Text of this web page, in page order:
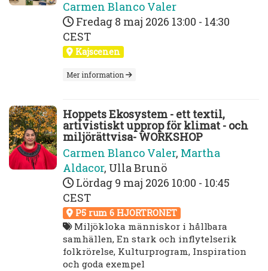
Carmen Blanco Valer
Fredag 8 maj 2026 13:00 - 14:30
CEST
Kajscenen
Mer information
Hoppets Ekosystem - ett textil,
artivistiskt upprop för klimat - och
miljörättvisa- WORKSHOP
Carmen Blanco Valer, Martha
Aldacor, Ulla Brunö
Lördag 9 maj 2026 10:00 - 10:45
CEST
P5 rum 6 HJORTRONET
Miljökloka människor i hållbara
samhällen, En stark och inflytelserik
folkrörelse, Kulturprogram, Inspiration
och goda exempel